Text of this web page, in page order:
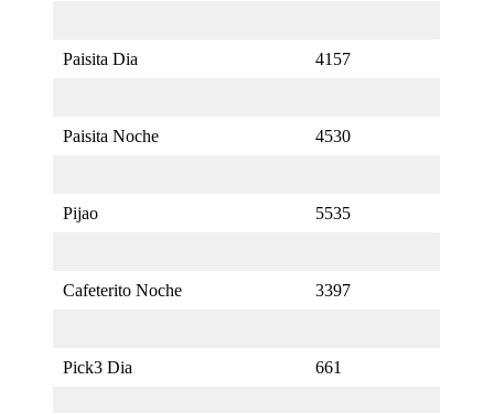
Paisita Dia 4157
Paisita Noche 4530
Pijao 5535
Cafeterito Noche 3397
Pick3 Dia 661